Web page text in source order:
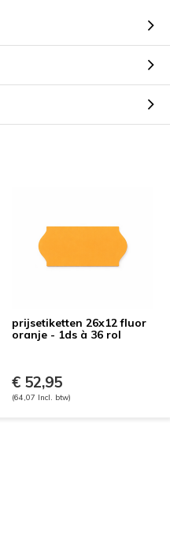
prijsetiketten 26x12 fluor
oranje - 1ds à 36 rol
€ 52,95
(64,07 Incl. btw)